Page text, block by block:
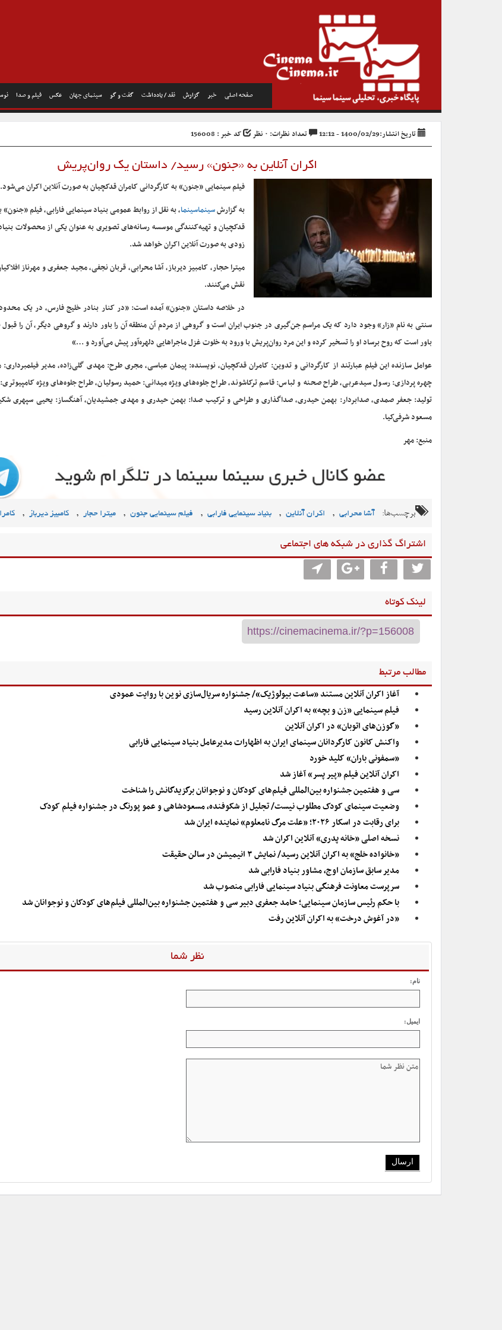
صفحه اصلی خبر گزارش نقد / یادداشت گفت و گو سینمای جهان عکس فیلم و صدا
تاریخ انتشار:1400/02/29 - 12:12 تعداد نظرات: ۰ نظر کد خبر : 156008
اکران آنلاین به «جنون» رسید/ داستان یک روان‌پریش
فیلم سینمایی «جنون» به کارگردانی کامران قدکچیان به صورت آنلاین اکران می‌شود.
به گزارشسینماسینما، به نقل از روابط عمومی بنیاد سینمایی فارابی، فیلم «جنون»
قدکچیان و تهیه‌کنندگی موسسه رسانه‌های تصویری به عنوان یکی از محصولات
زودی به صورت آنلاین اکران خواهد شد.
میترا حجار، کامبیز دیرباز، آشا محرابی، قربان نجفی، مجید جعفری و مهرناز
نقش می‌کنند.
در خلاصه داستان «جنون» آمده است: «در کنار بنادر خلیج فارس، در یک
سنتی به نام «زار» وجود دارد که یک مراسم جن‌گیری در جنوب ایران است و گروهی از مردم آن منطقه آن را باور دارند و گروهی دیگر، آن را قبول
باور است که روح برساد او را تسخیر کرده و این مرد روان‌پریش با ورود به خلوت غزل ماجراهایی دلهره‌آور پیش می‌آورد و …»
عوامل سازنده این فیلم عبارتند از کارگردانی و تدوین: کامران قدکچیان، نویسنده: پیمان عباسی، مجری طرح: مهدی گلی‌زاده، مدیر
چهره پردازی: رسول سیدعربی، طراح صحنه و لباس: قاسم ترکاشوند، طراح جلوه‌های ویژه میدانی: حمید رسولیان، طراح جلوه‌های ویژه کامپیوتری:
تولید: جعفر صمدی، صدابردار: بهمن حیدری، صداگذاری و طراحی و ترکیب صدا: بهمن حیدری و مهدی جمشیدیان، آهنگساز: یحیی سپهری
مسعود شرفی‌کیا.
منبع: مهر
برچسب‌ها: آشا محرابی , اکران آنلاین , بنیاد سینمایی فارابی , فیلم سینمایی جنون , میترا حجار , کامبیز دیرباز ,
اشتراگ گذاری در شبکه های اجتماعی
لینک کوتاه
مطالب مرتبط
آغاز اکران آنلاین مستند «ساعت بیولوژیک»/ جشنواره سریال‌سازی نوین با روایت عمودی
فیلم سینمایی «زن و بچه» به اکران آنلاین رسید
«گوزن‌های اتوبان» در اکران آنلاین
واکنش کانون کارگردانان سینمای ایران به اظهارات مدیرعامل بنیاد سینمایی فارابی
«سمفونی باران» کلید خورد
اکران آنلاین فیلم «پیر پسر» آغاز شد
سی و هفتمین جشنواره بین‌المللی فیلم‌های کودکان و نوجوانان برگزیدگانش را شناخت
وضعیت سینمای کودک مطلوب نیست/ تجلیل از شکوفنده، مسعودشاهی و عمو پورنگ در جشنواره فیلم کودک
برای رقابت در اسکار ۲۰۲۶؛ «علت مرگ نامعلوم» نماینده ایران شد
نسخه اصلی «خانه پدری» آنلاین اکران شد
«خانواده خلج» به اکران آنلاین رسید/ نمایش ۳ انیمیشن در سالن حقیقت
مدیر سابق سازمان اوج، مشاور بنیاد فارابی شد
سرپرست معاونت فرهنگی بنیاد سینمایی فارابی منصوب شد
با حکم رئیس سازمان سینمایی؛ حامد جعفری دبیر سی و هفتمین جشنواره بین‌المللی فیلم‌های کودکان و نوجوانان شد
«در آغوش درخت» به اکران آنلاین رفت
نظر شما
نام:
ایمیل: